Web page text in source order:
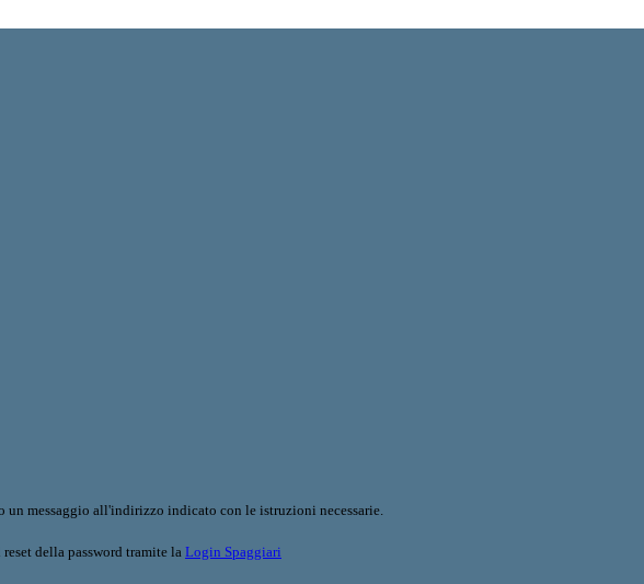
un messaggio all'indirizzo indicato con le istruzioni necessarie.
della password tramite la Login Spaggiari